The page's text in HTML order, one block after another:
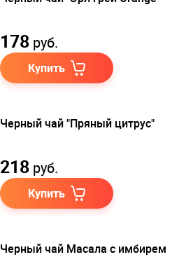
178 руб.
Купить
Черный чай "Пряный цитрус"
218 руб.
Купить
Черный чай Масала с имбирем